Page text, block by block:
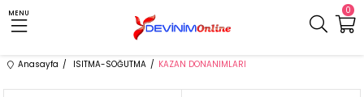
0
MENU
Anasayfa ISITMA-SOĞUTMA KAZAN DONANIMLARI